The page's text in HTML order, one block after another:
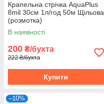
Крапельна стрічка AquaPlus
8mil 30см 1л/год 50м Щільова
(розмотка)
В наявності
200 ₴/бухта
222 ₴/бухта
Купити
–10%